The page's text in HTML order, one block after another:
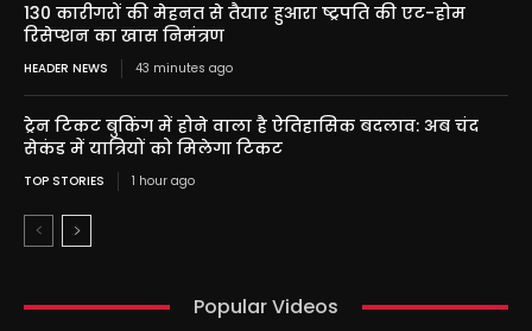
130 कारीगरों की मेहनत से तैयार हुआरा ष्ट्रपति की एट-होम
रिसेप्शन का खास निमंत्रण
HEADER NEWS 43 minutes ago
ट्रेन टिकट बुकिंग में होने वाला है ऐतिहासिक बदलाव: अब चंद
सेकंड में यात्रियों को मिलेगा टिकट
TOP STORIES 1 hour ago
Popular Videos